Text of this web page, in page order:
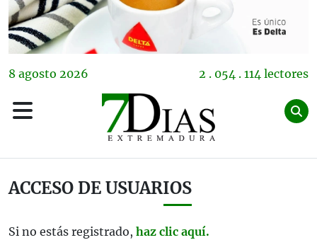
8 agosto 2026 2 . 054 . 114 lectores
ACCESO DE USUARIOS
Si no estás registrado, haz clic aquí.